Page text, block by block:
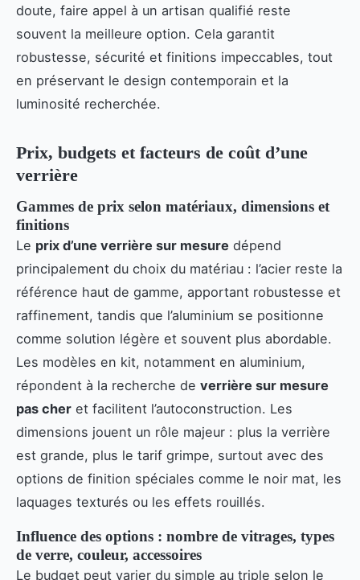
doute, faire appel à un artisan qualifié reste
souvent la meilleure option. Cela garantit
robustesse, sécurité et finitions impeccables, tout
en préservant le design contemporain et la
luminosité recherchée.
Prix, budgets et facteurs de coût d’une
verrière
Gammes de prix selon matériaux, dimensions et
finitions
Le prix d’une verrière sur mesure dépend
principalement du choix du matériau : l’acier reste la
référence haut de gamme, apportant robustesse et
raffinement, tandis que l’aluminium se positionne
comme solution légère et souvent plus abordable.
Les modèles en kit, notamment en aluminium,
répondent à la recherche de verrière sur mesure
pas cher et facilitent l’autoconstruction. Les
dimensions jouent un rôle majeur : plus la verrière
est grande, plus le tarif grimpe, surtout avec des
options de finition spéciales comme le noir mat, les
laquages texturés ou les effets rouillés.
Influence des options : nombre de vitrages, types
de verre, couleur, accessoires
Le budget peut varier du simple au triple selon le